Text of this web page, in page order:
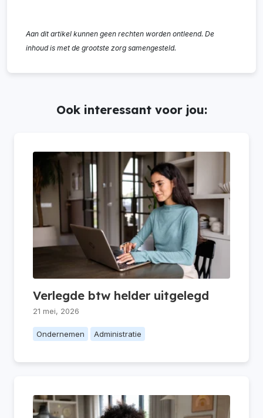
Aan dit artikel kunnen geen rechten worden ontleend. De
inhoud is met de grootste zorg samengesteld.
Ook interessant voor jou:
Verlegde btw helder uitgelegd
21 mei, 2026
Ondernemen Administratie